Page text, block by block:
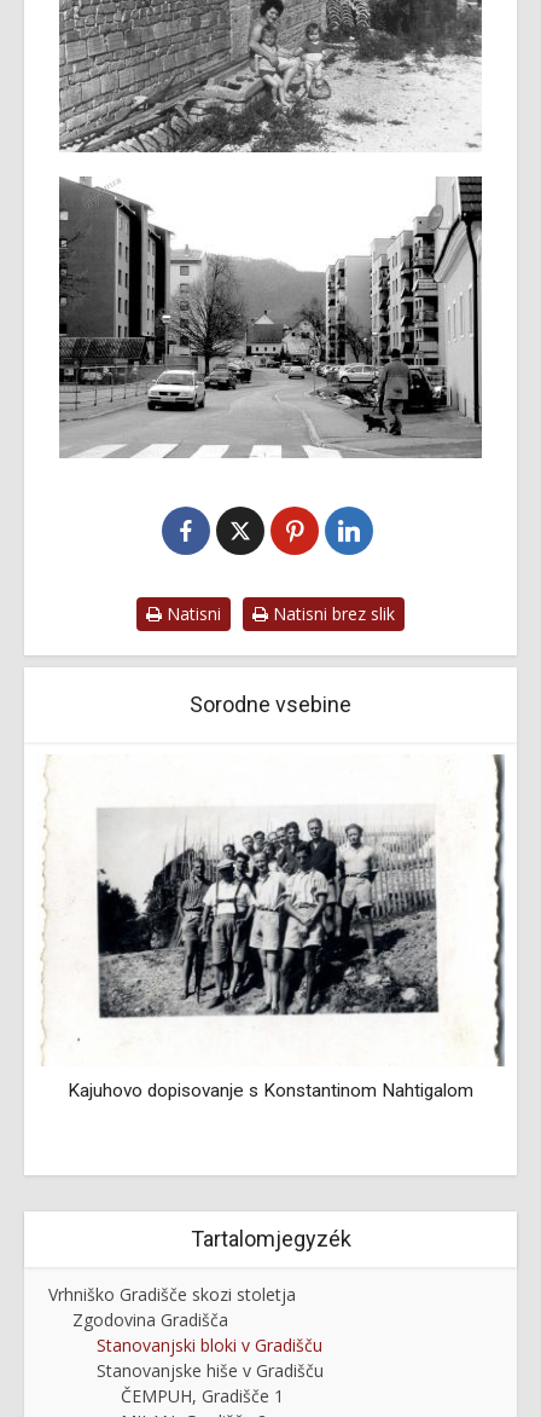
Natisni Natisni brez slik
Sorodne vsebine
Kajuhovo dopisovanje s Konstantinom Nahtigalom
Tartalomjegyzék
Vrhniško Gradišče skozi stoletja
Zgodovina Gradišča
Stanovanjski bloki v Gradišču
Stanovanjske hiše v Gradišču
ČEMPUH, Gradišče 1